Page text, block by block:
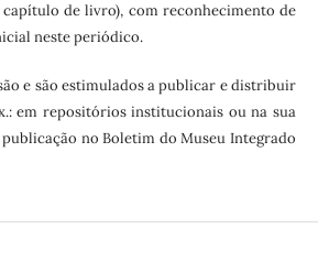
de livro), com reconhecimento de
neste periódico.
e são estimulados a publicar e distribuir
em repositórios institucionais ou na sua
publicação no Boletim do Museu Integrado